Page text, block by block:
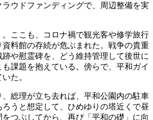
ラウドファンディングで、周辺整備を実
。ここも、コロナ禍で観光客や修学旅行
料館の存続が危ぶまれた。戦争の貴重
や慰霊碑を、どう維持管理して後世に
課題を抱えている。 傍らで、平和ガイ
た。
総理が立ち去れば、平和公園内の駐車
うと想定して、ひめゆりの塔近くで昼
つぶしてから、再び「平和の礎」に向